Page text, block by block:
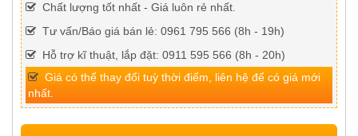
Chất lượng tốt nhất - Giá luôn rẻ nhất.
Tư vấn/Báo giá bán lẻ: 0961 795 566 (8h - 19h)
Hỗ trợ kĩ thuật, lắp đặt: 0911 595 566 (8h - 20h)
Giá có thể thay đổi tuỳ thời điểm, liên hệ để có giá mới
nhất.